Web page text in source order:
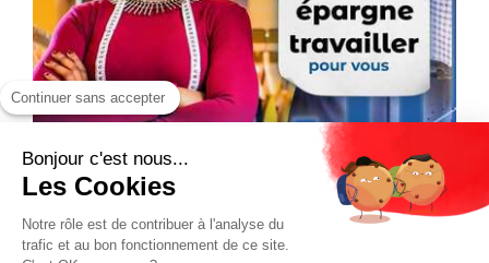
Continuer sans accepter
Bonjour c'est nous...
Les Cookies
Notre rôle est de contribuer à l'analyse du
trafic et au bon fonctionnement de ce site.